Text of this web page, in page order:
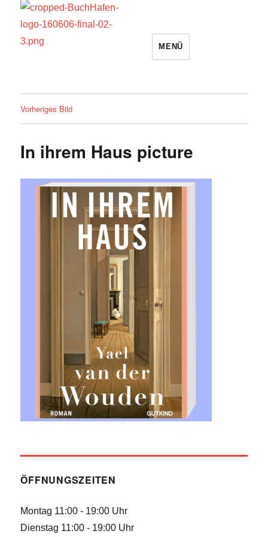
MENÜ
Vorheriges Bild
In ihrem Haus picture
ÖFFNUNGSZEITEN
Montag 11:00 - 19:00 Uhr
Dienstag 11:00 - 19:00 Uhr